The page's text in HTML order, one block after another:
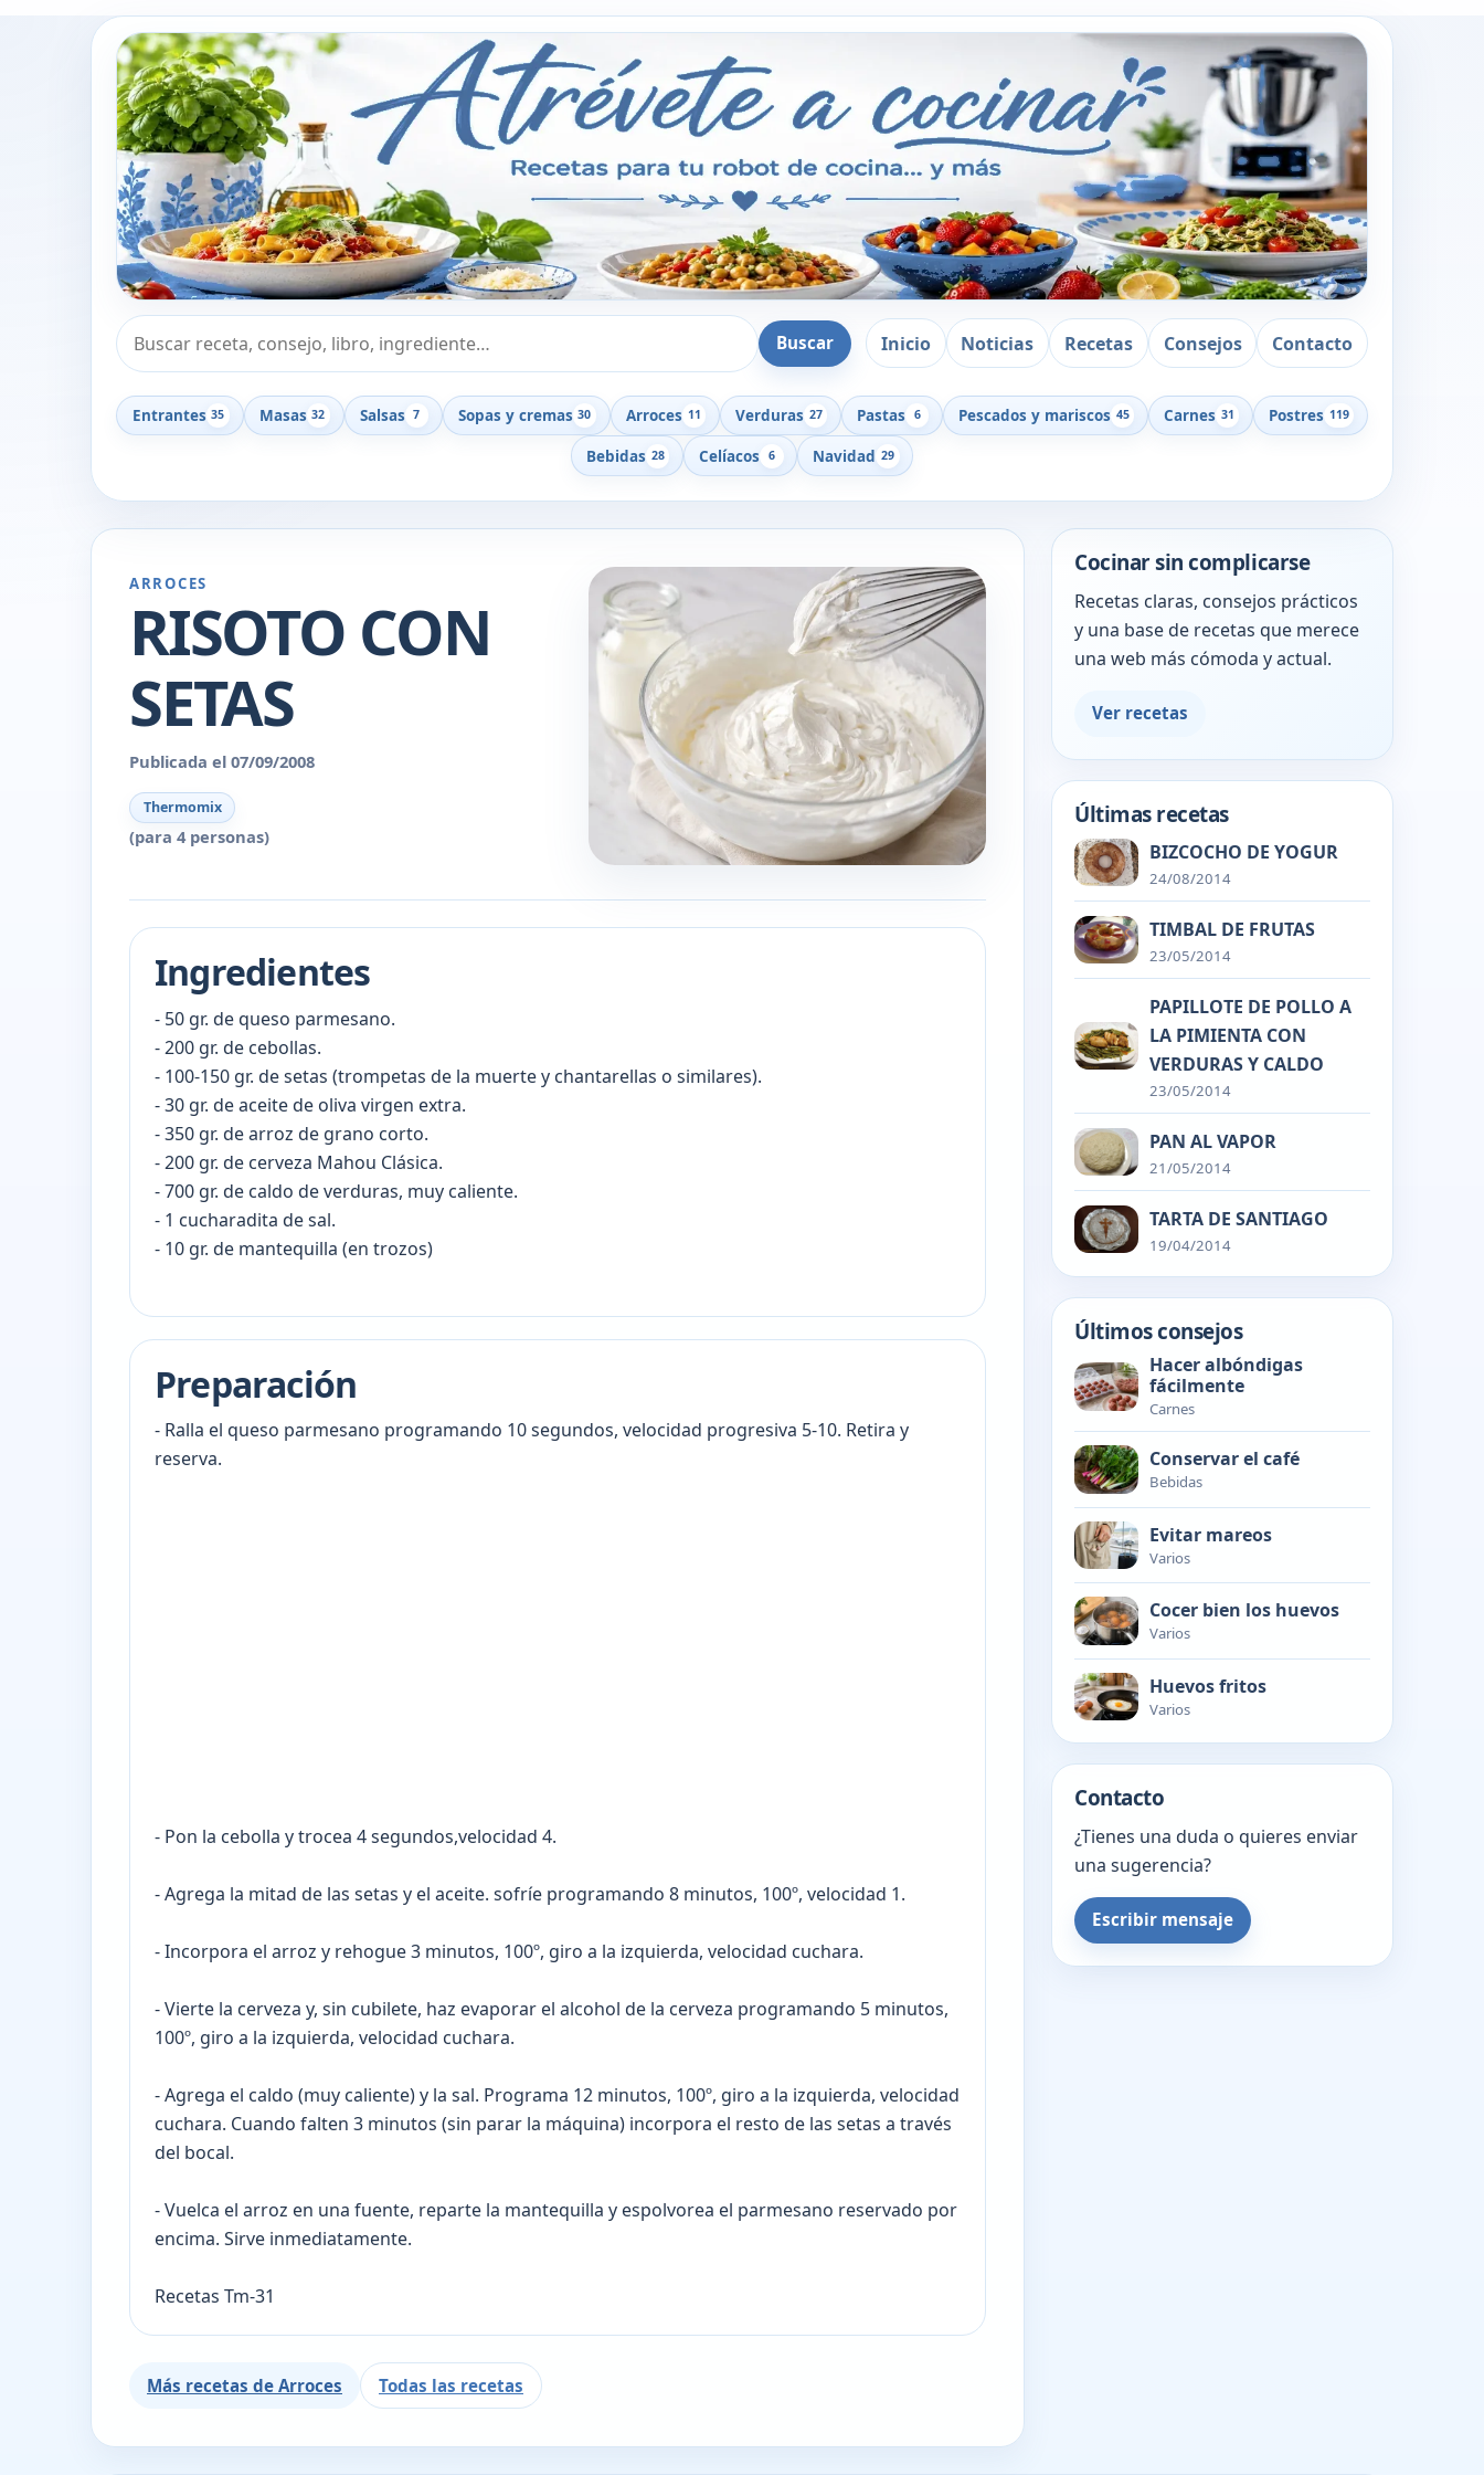
Buscar recetas, consejos o libros
Buscar Inicio Noticias Recetas Consejos Contacto
Entrantes 35 Masas 32 Salsas 7 Sopas y cremas 30 Arroces 11 Verduras 27 Pastas 6 Pescados y mariscos 45 Carnes 31 Postres 119
Bebidas 28 Celíacos 6 Navidad 29
ARROCES
RISOTO CON
SETAS
Publicada el 07/09/2008
Thermomix
(para 4 personas)
Ingredientes
- 50 gr. de queso parmesano.
- 200 gr. de cebollas.
- 100-150 gr. de setas (trompetas de la muerte y chantarellas o similares).
- 30 gr. de aceite de oliva virgen extra.
- 350 gr. de arroz de grano corto.
- 200 gr. de cerveza Mahou Clásica.
- 700 gr. de caldo de verduras, muy caliente.
- 1 cucharadita de sal.
- 10 gr. de mantequilla (en trozos)
Preparación
- Ralla el queso parmesano programando 10 segundos, velocidad progresiva 5-10. Retira y
reserva.
- Pon la cebolla y trocea 4 segundos,velocidad 4.
- Agrega la mitad de las setas y el aceite. sofríe programando 8 minutos, 100º, velocidad 1.
- Incorpora el arroz y rehogue 3 minutos, 100º, giro a la izquierda, velocidad cuchara.
- Vierte la cerveza y, sin cubilete, haz evaporar el alcohol de la cerveza programando 5 minutos,
100º, giro a la izquierda, velocidad cuchara.
- Agrega el caldo (muy caliente) y la sal. Programa 12 minutos, 100º, giro a la izquierda, velocidad
cuchara. Cuando falten 3 minutos (sin parar la máquina) incorpora el resto de las setas a través
del bocal.
- Vuelca el arroz en una fuente, reparte la mantequilla y espolvorea el parmesano reservado por
encima. Sirve inmediatamente.
Recetas Tm-31
Más recetas de Arroces Todas las recetas
Cocinar sin complicarse
Recetas claras, consejos prácticos
y una base de recetas que merece
una web más cómoda y actual.
Ver recetas
Últimas recetas
BIZCOCHO DE YOGUR
24/08/2014
TIMBAL DE FRUTAS
23/05/2014
PAPILLOTE DE POLLO A
LA PIMIENTA CON
VERDURAS Y CALDO
23/05/2014
PAN AL VAPOR
21/05/2014
TARTA DE SANTIAGO
19/04/2014
Últimos consejos
Hacer albóndigas
fácilmente
Carnes
Conservar el café
Bebidas
Evitar mareos
Varios
Cocer bien los huevos
Varios
Huevos fritos
Varios
Contacto
¿Tienes una duda o quieres enviar
una sugerencia?
Escribir mensaje